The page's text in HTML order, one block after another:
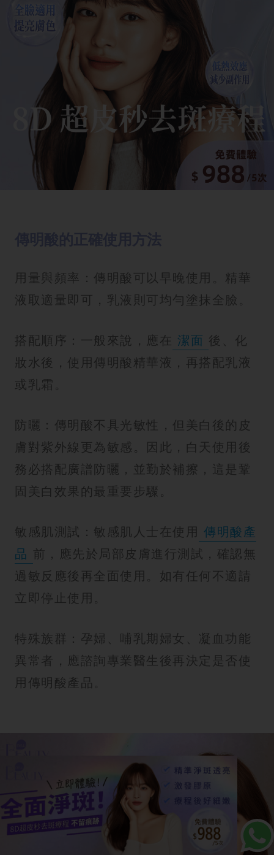
用量與頻率：傳明酸可以早晚使用。精華
液取適量即可，乳液則可均勻塗抹全臉。
搭配順序：一般來說，應在 潔面 後、化
妝水後，使用傳明酸精華液，再搭配乳液
或乳霜。
防曬：傳明酸不具光敏性，但美白後的皮
膚對紫外線更為敏感。因此，白天使用後
務必搭配廣譜防曬，並勤於補擦，這是鞏
固美白效果的最重要步驟。
敏感肌測試：敏感肌人士在使用 傳明酸產
品 前，應先於局部皮膚進行測試，確認無
過敏反應後再全面使用。如有任何不適請
立即停止使用。
特殊族群：孕婦、哺乳期婦女、凝血功能
異常者，應諮詢專業醫生後再決定是否使
用傳明酸產品。